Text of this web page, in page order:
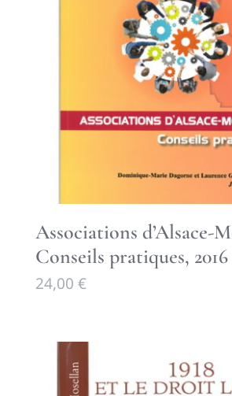
Associations d’Alsace-
Conseils pratiques, 2016
24,00 €